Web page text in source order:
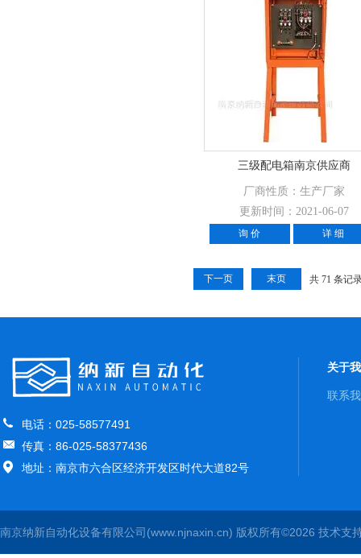
三级配电箱南京供应商
厂商性质：生产厂家
更新时间：2021-06-07
询 价 详 细
共 71 条记
下一页 末页
电话：025-58577491
传真：86-025-58377436
地址：南京市六合区经济开发区时代大道82号
关于
联系
南京纳新自动化设备有限公司(www.njnaxin.cn) 版权所有©2026 技术支